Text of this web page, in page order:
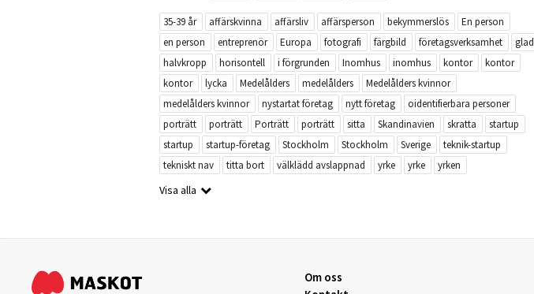
35-39 år affärskvinna affärsliv affärsperson bekymmerslös
En person
en person
entreprenör Europa fotografi färgbild företagsverksamhet
glad
halvkropp
horisontell i förgrunden Inomhus inomhus kontor
kontor
kontor
lycka Medelålders medelålders
Medelålders kvinnor
medelålders kvinnor
nystartat företag nytt företag
oidentifierbara personer
porträtt
porträtt Porträtt porträtt sitta Skandinavien skratta
startup
startup
startup-företag Stockholm Stockholm Sverige
teknik-startup
tekniskt nav
titta bort välklädd avslappnad yrke yrke yrken
Visa alla
Om oss